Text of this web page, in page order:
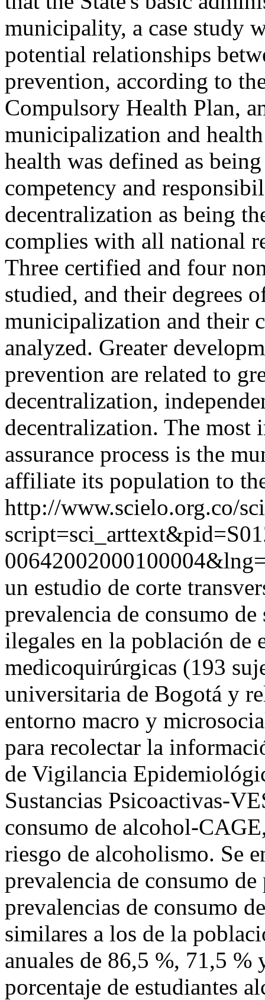
municipality, a case study
potential relationships
prevention, according to
Compulsory Health Plan,
municipalization and
health was defined as
competency and
decentralization as being
complies with all national
Three certified and four
studied, and their degrees
municipalization and their
analyzed. Greater
prevention are related to
decentralization,
decentralization. The most
assurance process is the
affiliate its population to
http://www.scielo.org.co/
un estudio de corte
prevalencia de consumo
ilegales en la población de
medicoquirúrgicas (193
universitaria de Bogotá y
entorno macro y
para recolectar la
de Vigilancia
Sustancias Psicoactivas-
consumo de alcohol-
riesgo de alcoholismo. Se
prevalencia de consumo
prevalencias de consumo
similares a los de la
anuales de 86,5 %, 71,5
porcentaje de estudiantes